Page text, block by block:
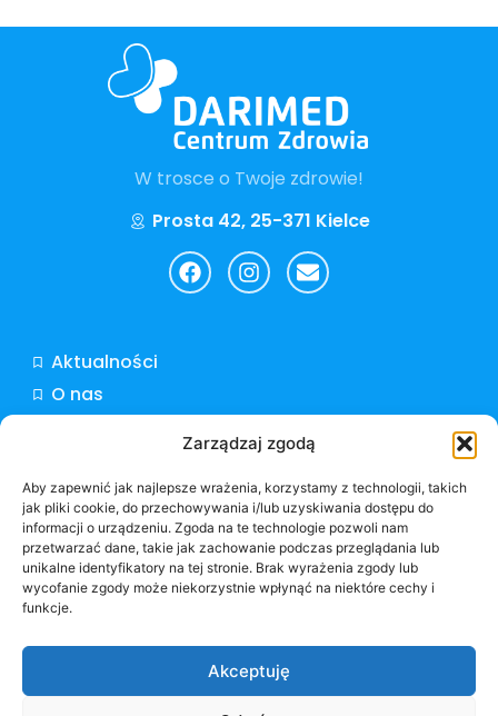
Otwórz pasek narzędzi
Zarządzaj zgodą
Aby zapewnić jak najlepsze wrażenia, korzystamy z technologii, takich
jak pliki cookie, do przechowywania i/lub uzyskiwania dostępu do
informacji o urządzeniu. Zgoda na te technologie pozwoli nam
przetwarzać dane, takie jak zachowanie podczas przeglądania lub
unikalne identyfikatory na tej stronie. Brak wyrażenia zgody lub
wycofanie zgody może niekorzystnie wpłynąć na niektóre cechy i
funkcje.
Akceptuję
W trosce o Twoje zdrowie!
Prosta 42, 25-371 Kielce
Aktualności
O nas
Dokumenty do pobrania
Kontakt
NIP: 6572908867
KRS: 0000440572
REGON: 260654409
Polityka prywatności
Polityka plików cookies